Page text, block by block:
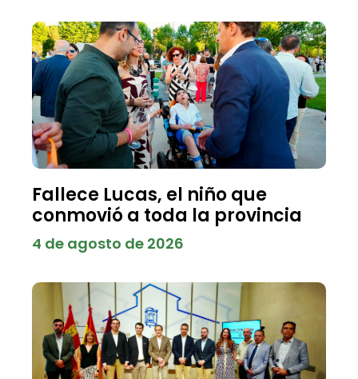
Fallece Lucas, el niño que
conmovió a toda la provincia
4 de agosto de 2026